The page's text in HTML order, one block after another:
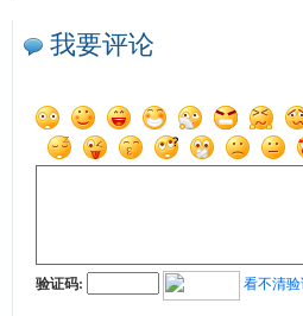
我要评论
验证码: 看不清